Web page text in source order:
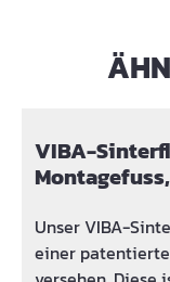
Skip product
VIBA-
Unser VIBA-
einer